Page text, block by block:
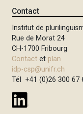
Contact
Institut de
Rue de Morat 24
CH-1700 Fribourg
Contact et plan
idp-csp@unifr.ch
Tél +41 (0)26 300 67